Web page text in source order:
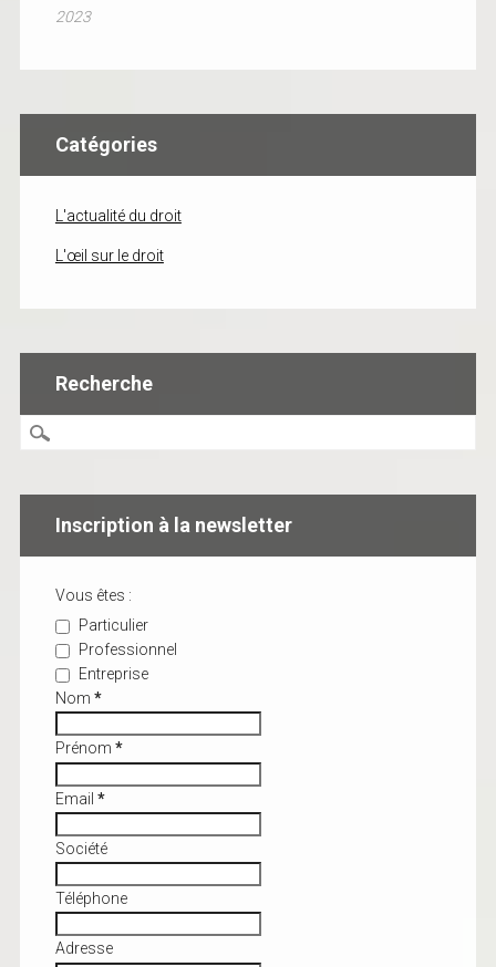
2023
Catégories
L'actualité du droit
L'œil sur le droit
Recherche
Inscription à la newsletter
Vous êtes :
Particulier
Professionnel
Entreprise
Nom *
Prénom *
Email *
Société
Téléphone
Adresse